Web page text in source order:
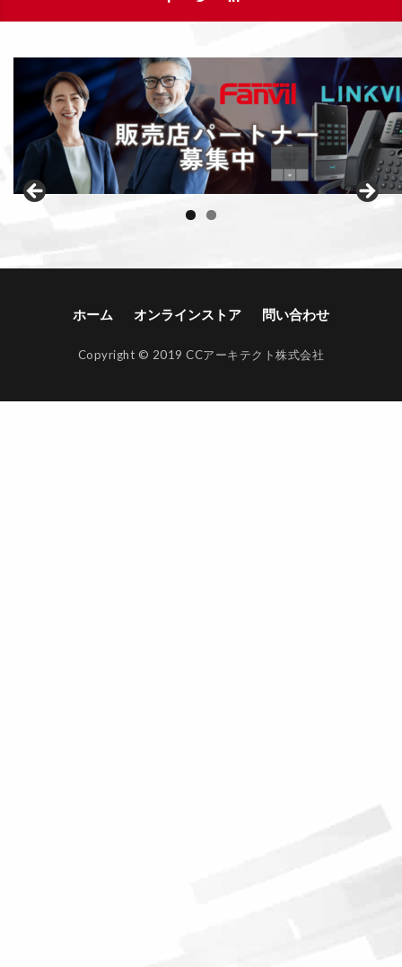
ホーム オンラインストア 問い合わせ
Copyright © 2019 CCアーキテクト株式会社